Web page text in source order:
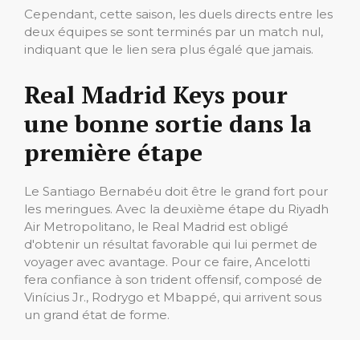
Cependant, cette saison, les duels directs entre les
deux équipes se sont terminés par un match nul,
indiquant que le lien sera plus égalé que jamais.
Real Madrid Keys pour
une bonne sortie dans la
première étape
Le Santiago Bernabéu doit être le grand fort pour
les meringues. Avec la deuxième étape du Riyadh
Air Metropolitano, le Real Madrid est obligé
d'obtenir un résultat favorable qui lui permet de
voyager avec avantage. Pour ce faire, Ancelotti
fera confiance à son trident offensif, composé de
Vinícius Jr., Rodrygo et Mbappé, qui arrivent sous
un grand état de forme.